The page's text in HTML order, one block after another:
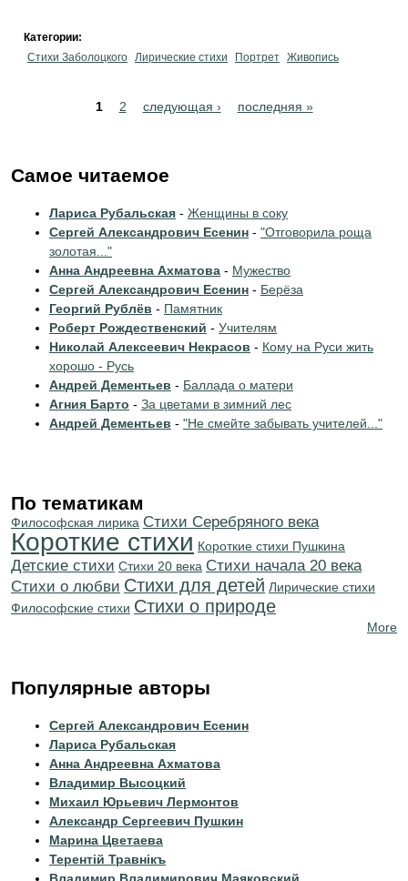
Категории:
Стихи Заболоцкого Лирические стихи Портрет Живопись
1 2 следующая › последняя »
Самое читаемое
Лариса Рубальская - Женщины в соку
Сергей Александрович Есенин - "Отговорила роща
золотая..."
Анна Андреевна Ахматова - Мужество
Сергей Александрович Есенин - Берёза
Георгий Рублёв - Памятник
Роберт Рождественский - Учителям
Николай Алексеевич Некрасов - Кому на Руси жить
хорошо - Русь
Андрей Дементьев - Баллада о матери
Агния Барто - За цветами в зимний лес
Андрей Дементьев - "Не смейте забывать учителей..."
По тематикам
Философская лирика Cтихи Серебряного века
Короткие стихи Короткие стихи Пушкина
Детские стихи Стихи 20 века Cтихи начала 20 века
Стихи о любви Стихи для детей Лирические стихи
Философские стихи Стихи о природе
More
Популярные авторы
Сергей Александрович Есенин
Лариса Рубальская
Анна Андреевна Ахматова
Владимир Высоцкий
Михаил Юрьевич Лермонтов
Александр Сергеевич Пушкин
Марина Цветаева
Терентiй Травнiкъ